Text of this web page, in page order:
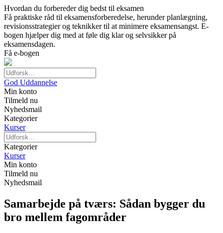
Hvordan du forbereder dig bedst til eksamen
Få praktiske råd til eksamensforberedelse, herunder planlægning,
revisionsstrategier og teknikker til at minimere eksamensangst. E-
bogen hjælper dig med at føle dig klar og selvsikker på
eksamensdagen.
Få e-bogen
God Uddannelse
Min konto
Tilmeld nu
Nyhedsmail
Kategorier
Kurser
Kategorier
Kurser
Min konto
Tilmeld nu
Nyhedsmail
Samarbejde på tværs: Sådan bygger du
bro mellem fagområder